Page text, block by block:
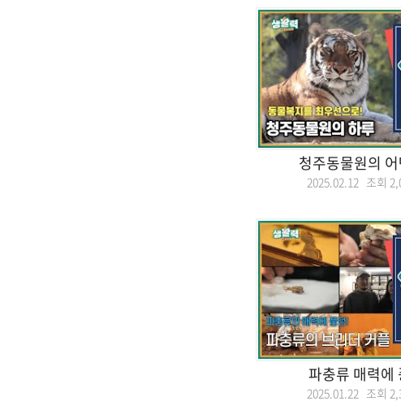
청주동물원의
2025.02.12 조회
파충류 매력에
2025.01.22 조회